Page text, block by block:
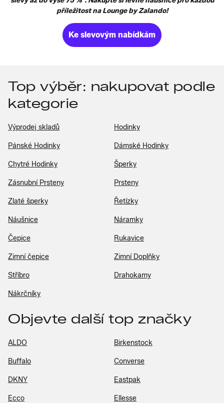
příležitost na Lounge by Zalando!
Ke slevovým nabídkám
Top výběr: nakupovat podle
kategorie
Výprodej skladů Hodinky
Pánské Hodinky Dámské Hodinky
Chytré Hodinky Šperky
Zásnubní Prsteny Prsteny
Zlaté šperky Řetízky
Náušnice Náramky
Čepice Rukavice
Zimní čepice Zimní Doplňky
Stříbro Drahokamy
Nákrčníky
Objevte další top značky
ALDO Birkenstock
Buffalo Converse
DKNY Eastpak
Ecco Ellesse